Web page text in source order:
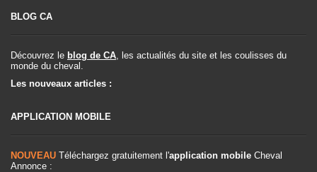
BLOG CA
Découvrez le blog de CA , les actualités du site et les coulisses du
monde du cheval.
Les nouveaux articles :
APPLICATION MOBILE
NOUVEAU Téléchargez gratuitement l'application mobile Cheval
Annonce :